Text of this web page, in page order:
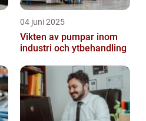
04 juni 2025
Vikten av pumpar inom
industri och ytbehandling